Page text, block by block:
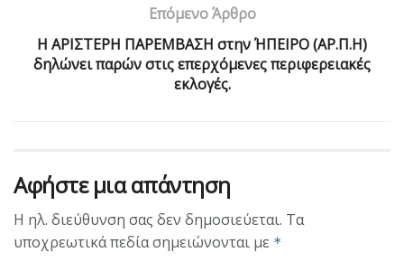
Επόμενο Άρθρο
H ΑΡΙΣΤΕΡΗ ΠΑΡΕΜΒΑΣΗ στην ΉΠΕΙΡΟ (ΑΡ.Π.Η)
δηλώνει παρών στις επερχόμενες περιφερειακές
εκλογές.
Αφήστε μια απάντηση
Η ηλ. διεύθυνση σας δεν δημοσιεύεται. Τα
υποχρεωτικά πεδία σημειώνονται με *